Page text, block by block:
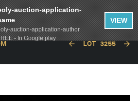
LOT 3255
auction-application-
auction-application-author
- In Google play
VIEW